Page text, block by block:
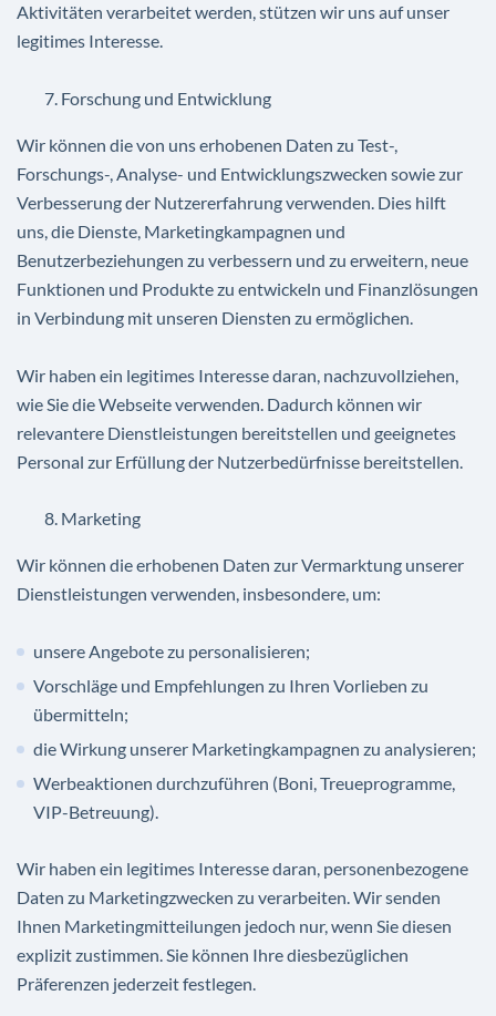
Aktivitäten verarbeitet werden, stützen wir uns auf unser
legitimes Interesse.
Forschung und Entwicklung
Wir können die von uns erhobenen Daten zu Test-,
Forschungs-, Analyse- und Entwicklungszwecken sowie zur
Verbesserung der Nutzererfahrung verwenden. Dies hilft
uns, die Dienste, Marketingkampagnen und
Benutzerbeziehungen zu verbessern und zu erweitern, neue
Funktionen und Produkte zu entwickeln und Finanzlösungen
in Verbindung mit unseren Diensten zu ermöglichen.
Wir haben ein legitimes Interesse daran, nachzuvollziehen,
wie Sie die Webseite verwenden. Dadurch können wir
relevantere Dienstleistungen bereitstellen und geeignetes
Personal zur Erfüllung der Nutzerbedürfnisse bereitstellen.
Marketing
Wir können die erhobenen Daten zur Vermarktung unserer
Dienstleistungen verwenden, insbesondere, um:
unsere Angebote zu personalisieren;
Vorschläge und Empfehlungen zu Ihren Vorlieben zu
übermitteln;
die Wirkung unserer Marketingkampagnen zu analysieren;
Werbeaktionen durchzuführen (Boni, Treueprogramme,
VIP-Betreuung).
Wir haben ein legitimes Interesse daran, personenbezogene
Daten zu Marketingzwecken zu verarbeiten. Wir senden
Ihnen Marketingmitteilungen jedoch nur, wenn Sie diesen
explizit zustimmen. Sie können Ihre diesbezüglichen
Präferenzen jederzeit festlegen.